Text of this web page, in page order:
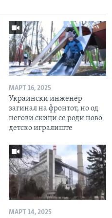
МАРТ 16, 2025
Украински инженер
загинал на фронтот, но од
негови скици се роди ново
детско игралиште
МАРТ 14, 2025